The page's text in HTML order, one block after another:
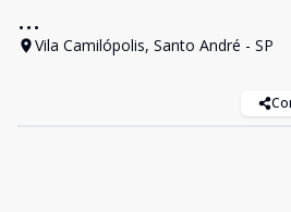
...
Vila Camilópolis, Santo André - SP